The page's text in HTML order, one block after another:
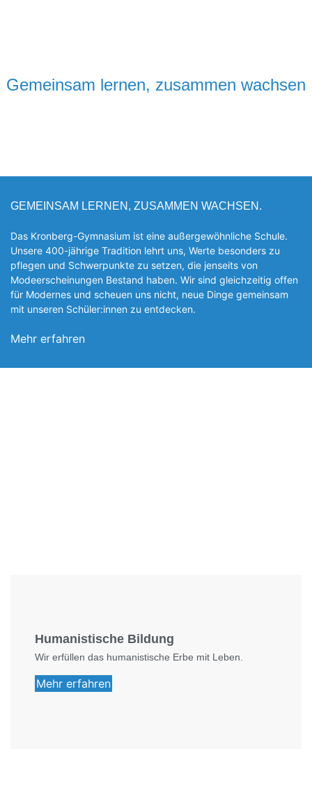
Gemeinsam lernen, zusammen wachsen
GEMEINSAM LERNEN, ZUSAMMEN WACHSEN.
Das Kronberg-Gymnasium ist eine außergewöhnliche Schule.
Unsere 400-jährige Tradition lehrt uns, Werte besonders zu
pflegen und Schwerpunkte zu setzen, die jen­seits von
Modeerscheinungen Be­stand haben. Wir sind gleichzeitig offen
für Modernes und scheuen uns nicht, neue Dinge gemeinsam
mit unseren Schüler:innen zu entde­cken.
Mehr erfahren
Humanistische Bildung
Wir erfüllen das humanistische Erbe mit Leben.
Mehr erfahren